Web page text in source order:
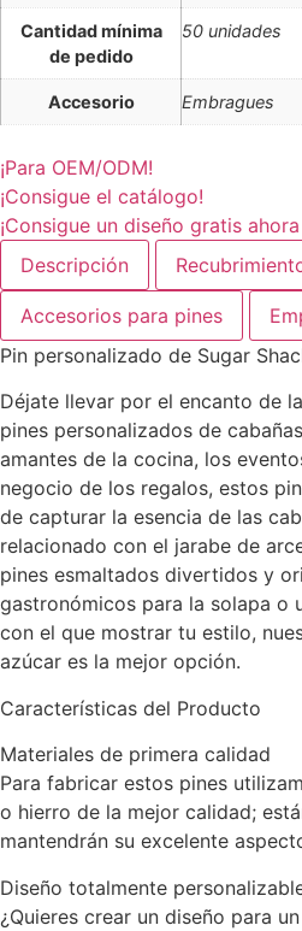
Cantidad mínima
de pedido
50 unidades
Accesorio Embragues
¡Para OEM/ODM!
¡Consigue el catálogo!
¡Consigue un diseño gratis
Descripción
Accesorios para pines
Pin personalizado de Sugar
Déjate llevar por el encanto de
pines personalizados de
amantes de la cocina, los
negocio de los regalos, estos
de capturar la esencia de las
relacionado con el jarabe de
pines esmaltados divertidos y
gastronómicos para la solapa o
con el que mostrar tu estilo,
azúcar es la mejor opción.
Características del Producto
Materiales de primera calidad
Para fabricar estos pines
o hierro de la mejor calidad;
mantendrán su excelente
Diseño totalmente
¿Quieres crear un diseño para